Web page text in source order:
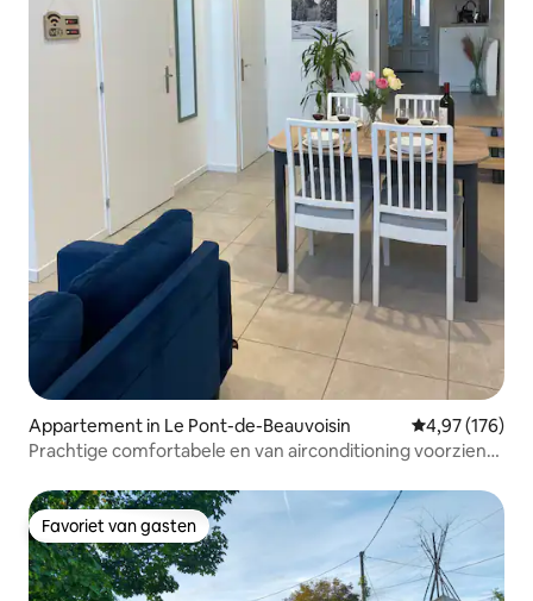
Appartement in Le Pont-de-Beauvoisin Gemiddelde
4,97 (176)
Prachtige comfortabele en van airconditioning voorziene
Favoriet van gasten
Favoriet van gasten